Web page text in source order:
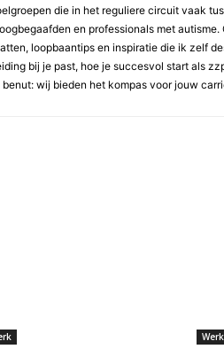
die in het reguliere circuit vaak
en professionals met autisme.
loopbaantips en inspiratie die ik zelf
bij je past, hoe je succesvol start als
wij bieden het kompas voor jouw
Werk